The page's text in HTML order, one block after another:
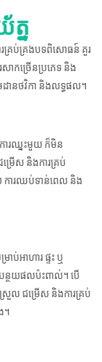
ត្ន
រគ្រប់គ្រងបទពិសោធន៍ គួរ
កច្រើនប្រភេទ និង
មដានថវិកា និងលទ្ធផល។
រឈ្នះមួយ ក៏មិន
រើស និងការគ្រប់
ការឈប់ទាន់ពេល និង
អាហារ ផ្ទះ ឬ
បន្ថយផលប៉ះពាល់។ បើ
រួល ជម្រើស និងការគ្រប់
។